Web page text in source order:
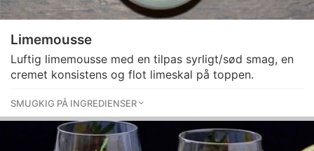
Limemousse
Luftig limemousse med en tilpas syrligt/sød smag, en
cremet konsistens og flot limeskal på toppen.
SMUGKIG PÅ INGREDIENSER